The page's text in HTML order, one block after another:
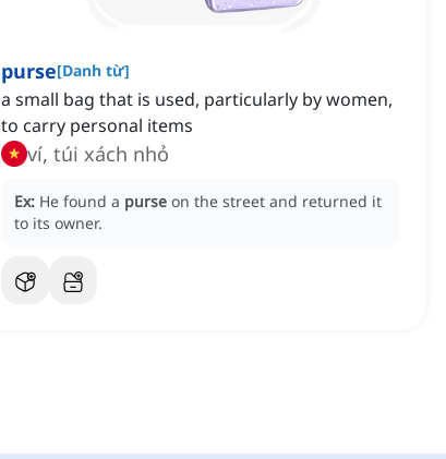
purse[Danh từ]
a small bag that is used, particularly by women,
to carry personal items
ví, túi xách nhỏ
Ex: He found a purse on the street and returned it
to its owner.